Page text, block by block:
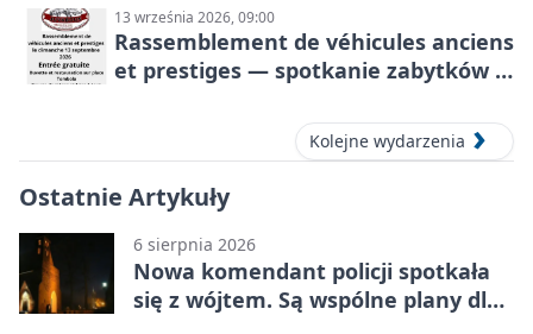
13 września 2026, 09:00
Rassemblement de véhicules anciens
et prestiges — spotkanie zabytków i
Kolejne wydarzenia
Ostatnie Artykuły
6 sierpnia 2026
Nowa komendant policji spotkała
się z wójtem. Są wspólne plany dla